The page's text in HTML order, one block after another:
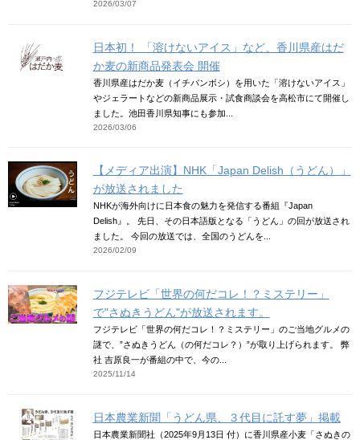
2026/03/07
日本初！ 「溶けないアイス」など、香川県産はだ
か麦の新商品発表会 開催
香川県産はだか麦（イチバンボシ）を用いた「溶けないアイス」
やジェラートなどの新商品展示・試食商談会を高松市にて開催し
ました。池田香川県知事にも参加...
2026/03/06
【メディア出演】NHK「Japan Delish（うどん）」
が放送されました
NHKが海外向けに日本食の魅力を発信する番組『Japan
Delish』。 先日、その日本語版となる「うどん」の回が放送され
ました。 今回の放送では、全国のうどんを...
2026/02/09
フジテレビ「世界の何だコレ！？ミステリー」
で"さぬきうどん"が放送されます。
フジテレビ「世界の何だコレ！？ミステリー」のご当地グルメの
謎で、”さぬきうどん（の何だコレ？）”が取り上げられます。 弊
社 吉原良一が番組の中で、今の...
2025/11/14
日本農業新聞「うどん県、３代目に託す夢」掲載
日本農業新聞社（2025年9月13日 付）に香川県産小麦「さぬきの